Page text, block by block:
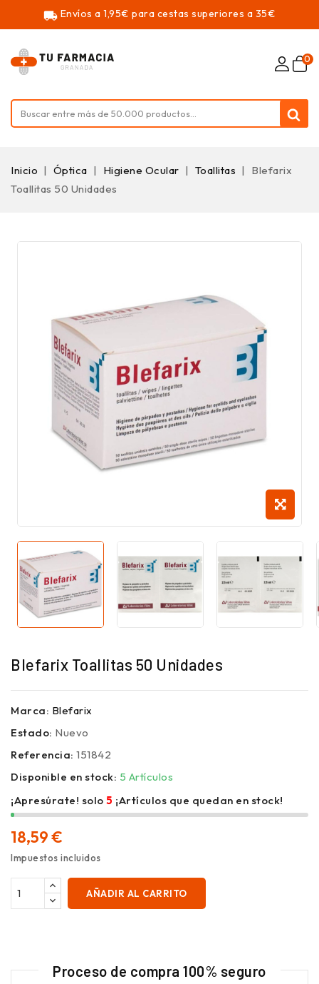
local_shipping Envíos a 1,95€ para cestas superiores a 35€
0
Inicio Óptica Higiene Ocular Toallitas
Blefarix
Toallitas 50 Unidades
Blefarix Toallitas 50 Unidades
Marca: Blefarix
Estado: Nuevo
Referencia: 151842
Disponible en stock: 5 Artículos
¡Apresúrate! solo 5 ¡Artículos que quedan en stock!
18,59 €
Impuestos incluidos
AÑADIR AL CARRITO
Proceso de compra 100% seguro